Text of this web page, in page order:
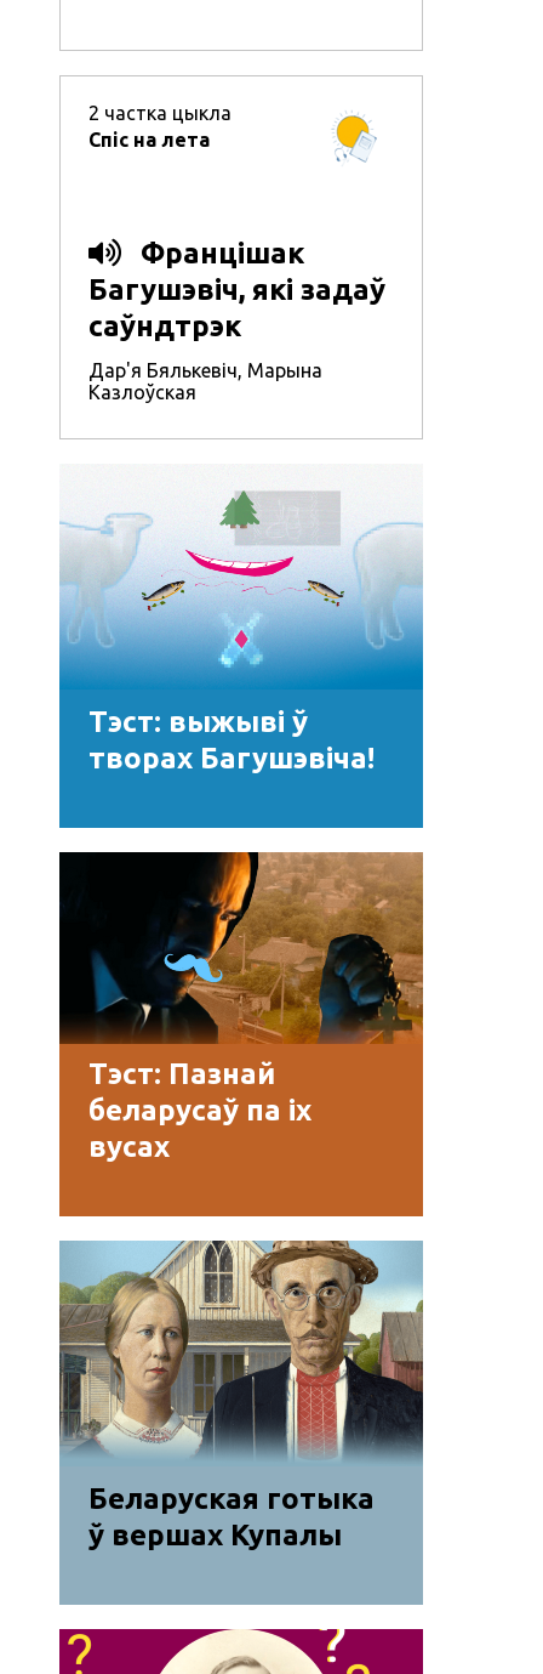
2 частка цыкла
Спіс на лета
Францішак
Багушэвіч, які задаў
саўндтрэк
беларускай
літаратуры
Дар'я Бялькевіч, Марына
Казлоўская
Тэст: выжыві ў
творах Багушэвіча!
Тэст: Пазнай
беларусаў па іх
вусах
Беларуская готыка
ў вершах Купалы